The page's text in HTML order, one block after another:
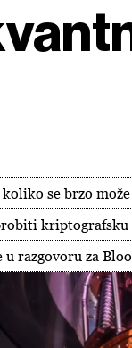
se brzo
razgovoru za